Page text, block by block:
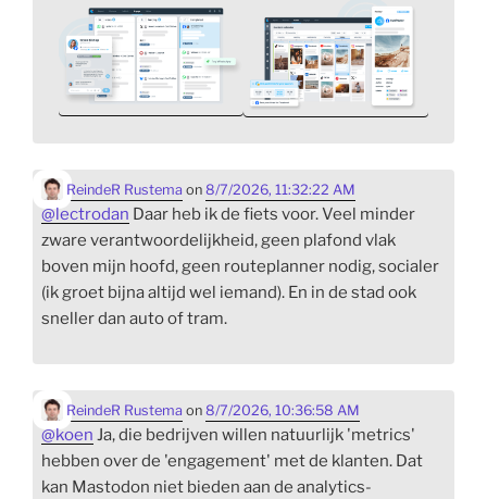
ReindeR Rustema on 8/7/2026, 11:32:22 AM
@lectrodan Daar heb ik de fiets voor. Veel minder
zware verantwoordelijkheid, geen plafond vlak
boven mijn hoofd, geen routeplanner nodig, socialer
(ik groet bijna altijd wel iemand). En in de stad ook
sneller dan auto of tram.
ReindeR Rustema on 8/7/2026, 10:36:58 AM
@koen Ja, die bedrijven willen natuurlijk 'metrics'
hebben over de 'engagement' met de klanten. Dat
kan Mastodon niet bieden aan de analytics-